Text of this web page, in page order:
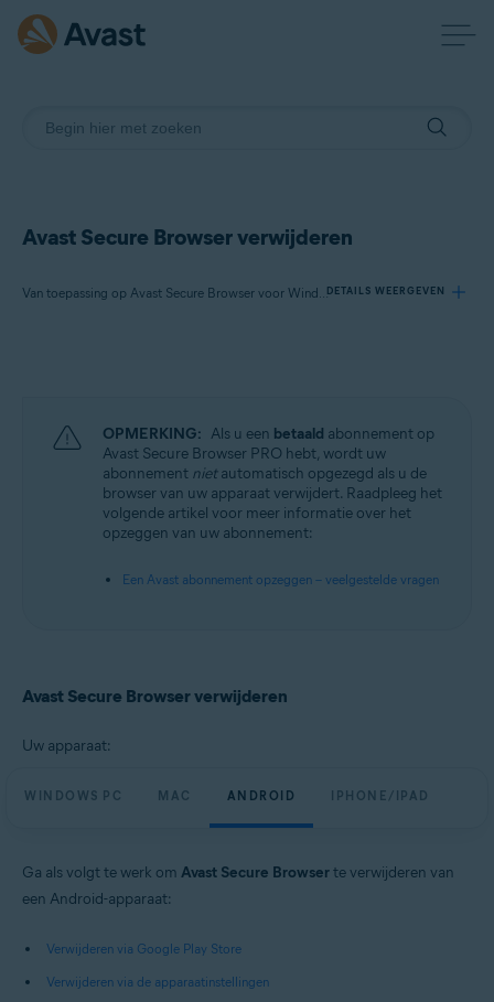
Avast Secure Browser verwijderen
Van toepassing op Avast Secure Browser voor Windows, Avast Secure Browser voor Mac, Avast Secure Browser voor Android, Avast Secure Browser voor iOSDETAILS WEERGEVEN
Avast Secure Browser 121.x voor Mac
Avast Secure Browser 7.x voor Android
Avast Secure Browser 5.x voor iOS
Besturingssystemen:
Microsoft Windows 11 Home / Pro / Enterprise / Education
Microsoft Windows 8.1 / Pro / Enterprise – 32-/64-bits
Apple macOS 12.x (Monterey)
Google Android 9.0 (Pie, API 28) of hoger
OPMERKING: Als u een betaald abonnement op
Avast Secure Browser PRO hebt, wordt uw
abonnement nietautomatisch opgezegd als u de
browser van uw apparaat verwijdert. Raadpleeg het
volgende artikel voor meer informatie over het
opzeggen van uw abonnement:
Een Avast abonnement opzeggen – veelgestelde vragen
Avast Secure Browser verwijderen
Uw apparaat:
WINDOWS PC MAC ANDROID IPHONE/IPAD
Ga als volgt te werk om Avast Secure Browserte verwijderen van
een Android-apparaat:
Verwijderen via Google Play Store
Verwijderen via de apparaatinstellingen